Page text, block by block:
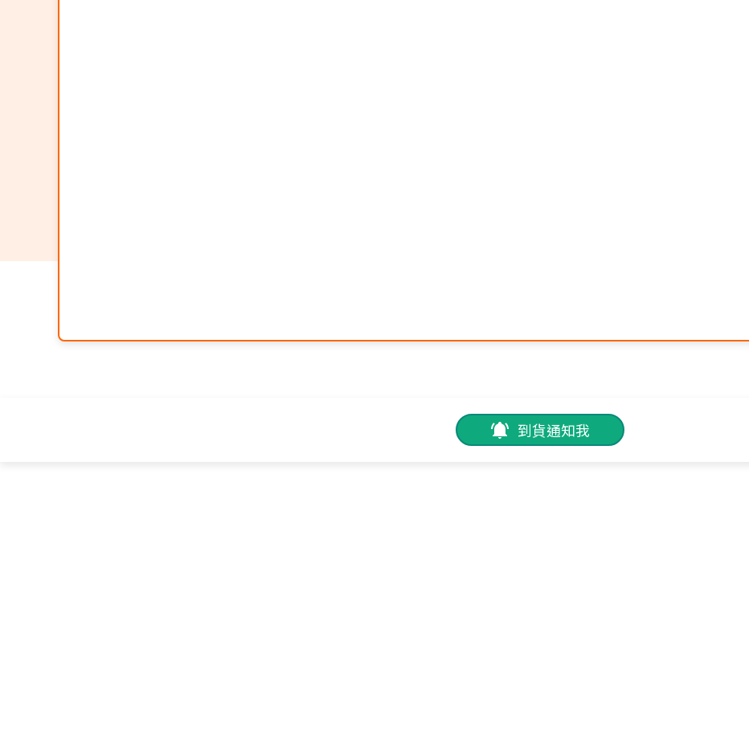
到貨通知我